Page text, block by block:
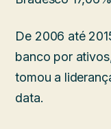
De 2006 até
banco por
tomou a
data.